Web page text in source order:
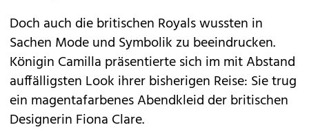
Doch auch die britischen Royals wussten in
Sachen Mode und Symbolik zu beeindrucken.
Königin Camilla präsentierte sich im mit Abstand
auffälligsten Look ihrer bisherigen Reise: Sie trug
ein magentafarbenes Abendkleid der britischen
Designerin Fiona Clare.